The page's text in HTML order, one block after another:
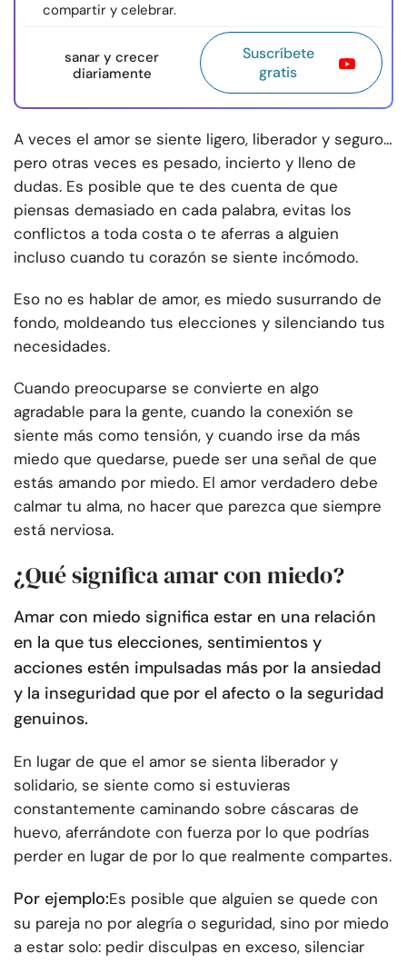
compartir y celebrar.
sanar y crecer
diariamente
Suscríbete
gratis
A veces el amor se siente ligero, liberador y seguro…
pero otras veces es pesado, incierto y lleno de
dudas. Es posible que te des cuenta de que
piensas demasiado en cada palabra, evitas los
conflictos a toda costa o te aferras a alguien
incluso cuando tu corazón se siente incómodo.
Eso no es hablar de amor, es miedo susurrando de
fondo, moldeando tus elecciones y silenciando tus
necesidades.
Cuando preocuparse se convierte en algo
agradable para la gente, cuando la conexión se
siente más como tensión, y cuando irse da más
miedo que quedarse, puede ser una señal de que
estás amando por miedo. El amor verdadero debe
calmar tu alma, no hacer que parezca que siempre
está nerviosa.
¿Qué significa amar con miedo?
Amar con miedo significa estar en una relación
en la que tus elecciones, sentimientos y
acciones estén impulsadas más por la ansiedad
y la inseguridad que por el afecto o la seguridad
genuinos.
En lugar de que el amor se sienta liberador y
solidario, se siente como si estuvieras
constantemente caminando sobre cáscaras de
huevo, aferrándote con fuerza por lo que podrías
perder en lugar de por lo que realmente compartes.
Por ejemplo:Es posible que alguien se quede con
su pareja no por alegría o seguridad, sino por miedo
a estar solo: pedir disculpas en exceso, silenciar